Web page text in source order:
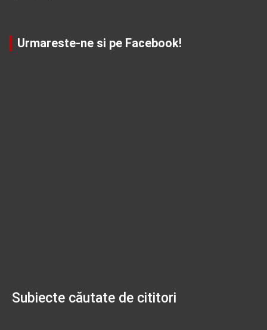
Urmareste-ne si pe Facebook!
Subiecte căutate de cititori